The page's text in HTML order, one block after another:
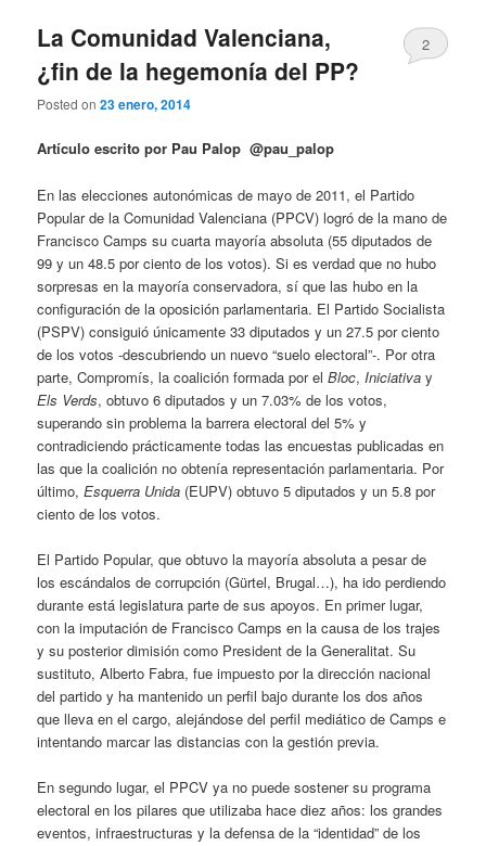
La Comunidad Valenciana,
¿fin de la hegemonía del PP?
Posted on23 enero, 2014
2
Artículo escrito por Pau Palop@pau_palop
En las elecciones autonómicas de mayo de 2011, el Partido
Popular de la Comunidad Valenciana (PPCV) logró de la mano de
Francisco Camps su cuarta mayoría absoluta (55 diputados de
99 y un 48.5 por ciento de los votos). Si es verdad que no hubo
sorpresas en la mayoría conservadora, sí que las hubo en la
configuración de la oposición parlamentaria. El Partido Socialista
(PSPV) consiguió únicamente 33 diputados y un 27.5 por ciento
de los votos -descubriendo un nuevo “suelo electoral”-. Por otra
parte, Compromís, la coalición formada por elBloc, Iniciativa y
Els Verds, obtuvo 6 diputados y un 7.03% de los votos,
superando sin problema la barrera electoral del 5% y
contradiciendo prácticamente todas las encuestas publicadas en
las que la coalición no obtenía representación parlamentaria. Por
último,Esquerra Unida (EUPV) obtuvo 5 diputados y un 5.8 por
ciento de los votos.
El Partido Popular, que obtuvo la mayoría absoluta a pesar de
los escándalos de corrupción (Gürtel, Brugal…), ha ido perdiendo
durante está legislatura parte de sus apoyos. En primer lugar,
con la imputación de Francisco Camps en la causa de los trajes
y su posterior dimisión como President de la Generalitat. Su
sustituto, Alberto Fabra, fue impuesto por la dirección nacional
del partido y ha mantenido un perfil bajo durante los dos años
que lleva en el cargo, alejándose del perfil mediático de Camps e
intentando marcar las distancias con la gestión previa.
En segundo lugar, el PPCV ya no puede sostener su programa
electoral en los pilares que utilizaba hace diez años: los grandes
eventos, infraestructuras y la defensa de la “identidad” de los